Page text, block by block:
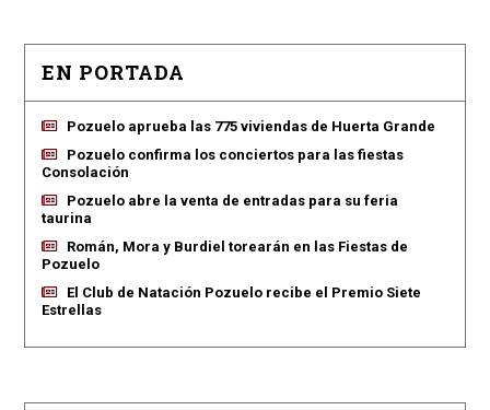
EN PORTADA
Pozuelo aprueba las 775 viviendas de Huerta Grande
Pozuelo confirma los conciertos para las fiestas
Consolación
Pozuelo abre la venta de entradas para su feria
taurina
Román, Mora y Burdiel torearán en las Fiestas de
Pozuelo
El Club de Natación Pozuelo recibe el Premio Siete
Estrellas